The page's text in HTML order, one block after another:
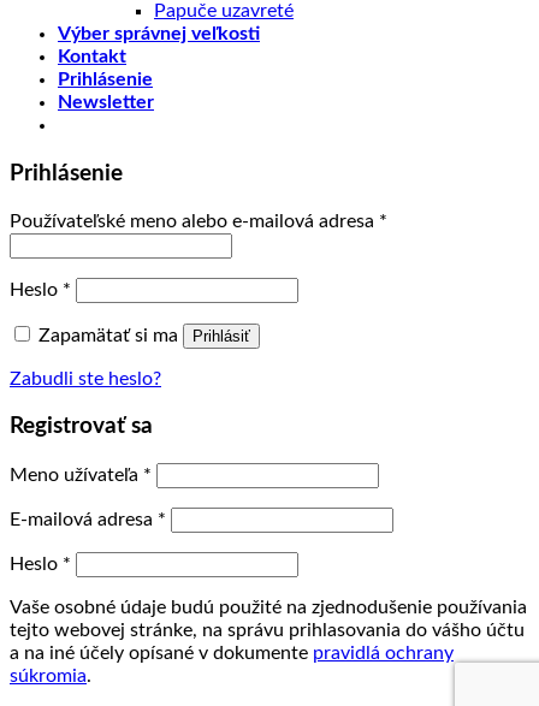
Papuče uzavreté
Výber správnej veľkosti
Kontakt
Prihlásenie
Newsletter
Prihlásenie
Používateľské meno alebo e-mailová adresa *
Heslo *
Zapamätať si ma Prihlásiť
Zabudli ste heslo?
Registrovať sa
Meno užívateľa *
E-mailová adresa *
Heslo *
Vaše osobné údaje budú použité na zjednodušenie používania
tejto webovej stránke, na správu prihlasovania do vášho účtu
a na iné účely opísané v dokumente pravidlá ochrany
súkromia.